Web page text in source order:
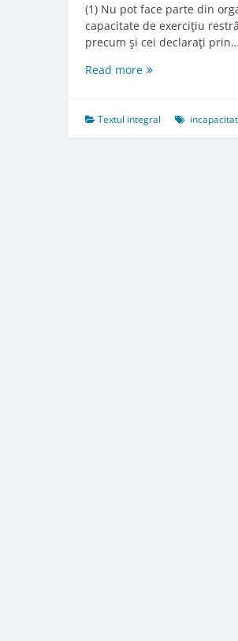
(1) Nu pot face parte din
capacitate de exerciţiu
precum şi cei declaraţi prin…
Read moreArt.
şi
incompatibilităţi
Textul integral